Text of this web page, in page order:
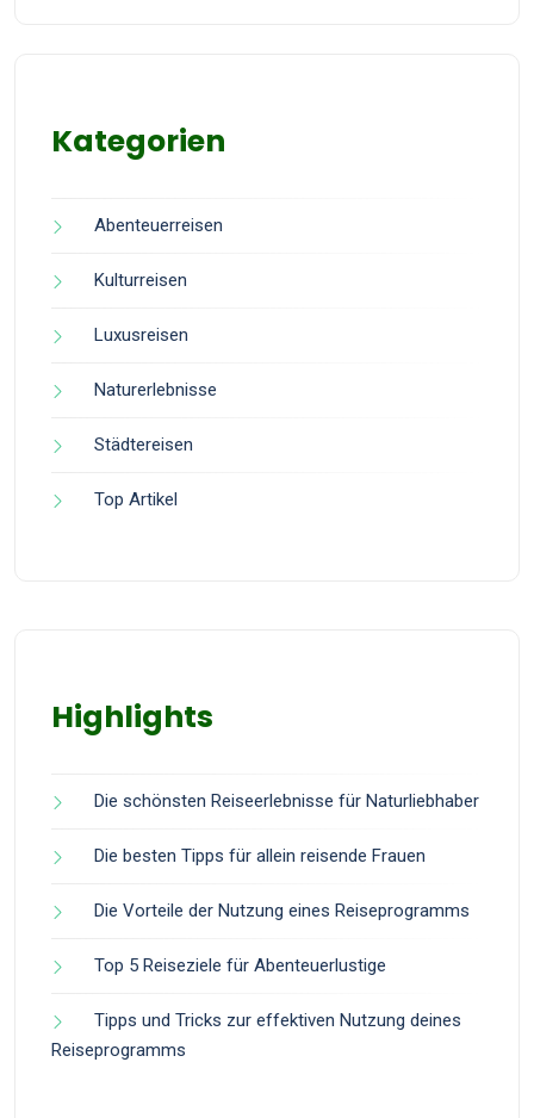
Kategorien
Abenteuerreisen
Kulturreisen
Luxusreisen
Naturerlebnisse
Städtereisen
Top Artikel
Highlights
Die schönsten Reiseerlebnisse für Naturliebhaber
Die besten Tipps für allein reisende Frauen
Die Vorteile der Nutzung eines Reiseprogramms
Top 5 Reiseziele für Abenteuerlustige
Tipps und Tricks zur effektiven Nutzung deines
Reiseprogramms